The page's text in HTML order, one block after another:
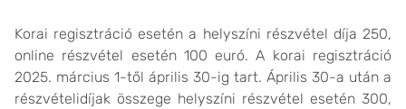
Korai regisztráció esetén a helyszíni részvétel díja 250,
online részvétel esetén 100 euró. A korai regisztráció
2025. március 1-től április 30-ig tart. Április 30-a után a
részvételidíjak összege helyszíni részvétel esetén 300,